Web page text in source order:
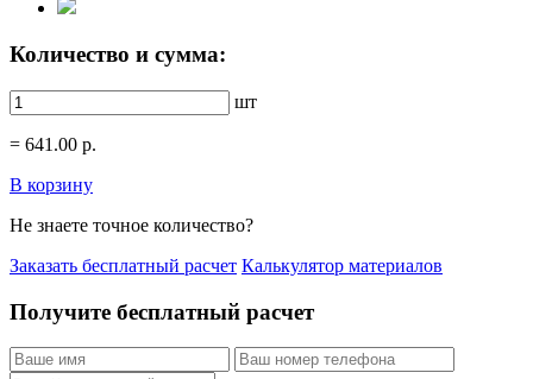
Количество и сумма:
шт
= 641.00 р.
В корзину
Не знаете точное количество?
Заказать бесплатный расчет Калькулятор материалов
Получите бесплатный расчет